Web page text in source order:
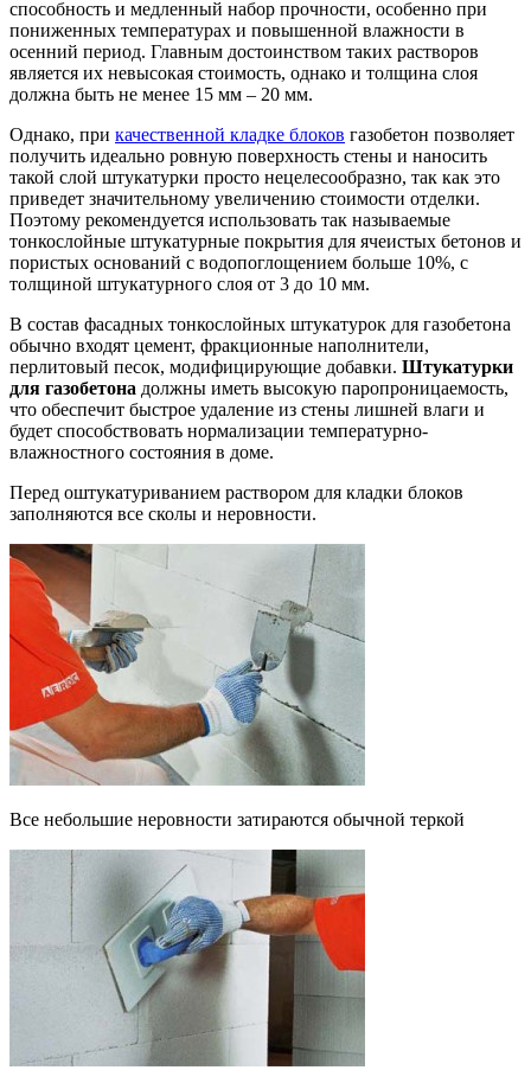
способность и медленный набор прочности, особенно при
пониженных температурах и повышенной влажности в
осенний период. Главным достоинством таких растворов
является их невысокая стоимость, однако и толщина слоя
должна быть не менее 15 мм – 20 мм.
Однако, при качественной кладке блоков газобетон позволяет
получить идеально ровную поверхность стены и наносить
такой слой штукатурки просто нецелесообразно, так как это
приведет значительному увеличению стоимости отделки.
Поэтому рекомендуется использовать так называемые
тонкослойные штукатурные покрытия для ячеистых бетонов и
пористых оснований с водопоглощением больше 10%, с
толщиной штукатурного слоя от 3 до 10 мм.
В состав фасадных тонкослойных штукатурок для газобетона
обычно входят цемент, фракционные наполнители,
перлитовый песок, модифицирующие добавки. Штукатурки
для газобетона должны иметь высокую паропроницаемость,
что обеспечит быстрое удаление из стены лишней влаги и
будет способствовать нормализации температурно-
влажностного состояния в доме.
Перед оштукатуриванием раствором для кладки блоков
заполняются все сколы и неровности.
Все небольшие неровности затираются обычной теркой